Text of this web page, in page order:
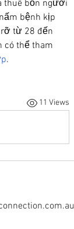
thuê bốn người
bệnh kịp
từ 28 đến
có thể tham
.
11 Views